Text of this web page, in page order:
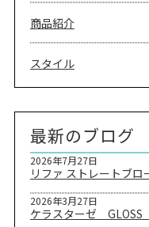
商品紹介
スタイル
最新のブログ
リファ ストレートブロ
2026年7月27日
ケラスターゼ GLOSS
2026年3月27日